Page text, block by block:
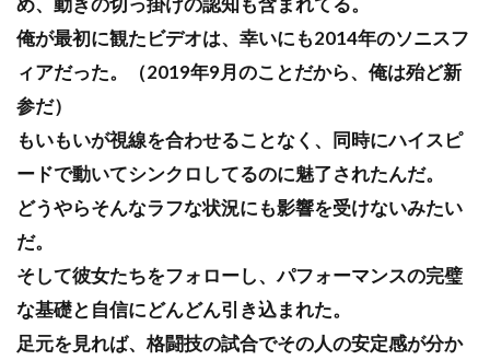
俺が最初に観たビデオは、幸いにも2014年のソニスフ
ィアだった。（2019年9月のことだから、俺は殆ど新
参だ）
もいもいが視線を合わせることなく、同時にハイスピ
ードで動いてシンクロしてるのに魅了されたんだ。
どうやらそんなラフな状況にも影響を受けないみたい
だ。
そして彼女たちをフォローし、パフォーマンスの完璧
な基礎と自信にどんどん引き込まれた。
足元を見れば、格闘技の試合でその人の安定感が分か